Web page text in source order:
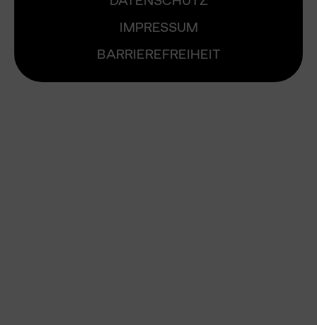
IMPRESSUM
BARRIEREFREIHEIT